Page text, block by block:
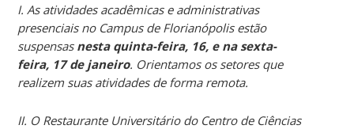
I. As atividades acadêmicas e administrativas
presenciais no Campus de Florianópolis estão
suspensas nesta quinta-feira, 16, e na sexta-
feira, 17 de janeiro. Orientamos os setores que
realizem suas atividades de forma remota.
II. O Restaurante Universitário do Centro de Ciências